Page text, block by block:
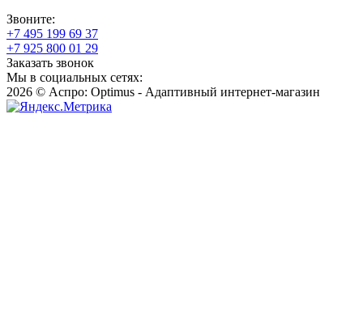
Звоните:
+7 495 199 69 37
+7 925 800 01 29
Заказать звонок
Мы в социальных сетях:
2026 © Аспро: Optimus - Адаптивный интернет-магазин